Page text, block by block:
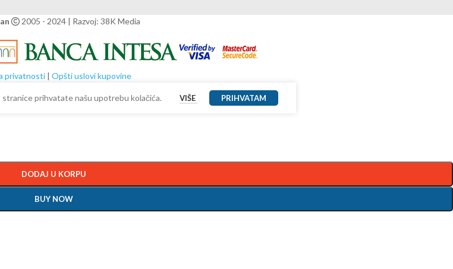
2005 - 2024 | Razvoj: 38K Media
privatnosti | Opšti uslovi kupovine
prihvatate našu upotrebu kolačića. VIŠE PRIHVATAM
DODAJ U KORPU
BUY NOW